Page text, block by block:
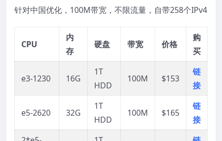
针对中国优化，100M带宽，不限流量，自带258个IPv4
CPU
内
存
硬盘 带宽 价格
购
买
e3-1230 16G
1T
HDD
100M $153
链
接
e5-2620 32G
1T
HDD
100M $165
链
接